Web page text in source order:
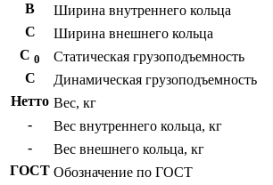
B
Ширина внутреннего кольца
С
Ширина внешнего кольца
С 0 Статическая грузоподъемность
C
Динамическая грузоподъемность
Нетто Вес, кг
-
Вес внутреннего кольца, кг
-
Вес внешнего кольца, кг
ГОСТ Обозначение по ГОСТ